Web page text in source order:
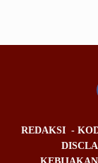
REDAKSI